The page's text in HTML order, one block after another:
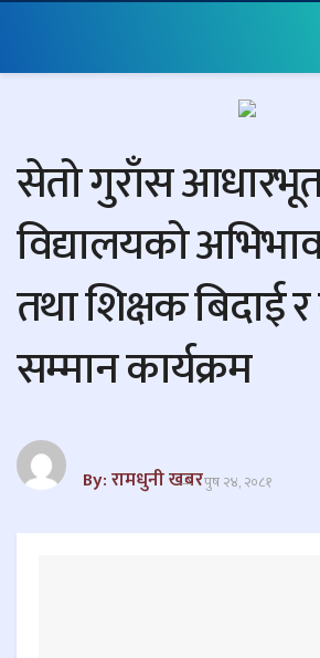
सेतो गुराँस
विद्यालयको
तथा शिक्षक बिदाई र
सम्मान कार्यक्रम
By: रामधुनी खबरपुष २४, २०८१